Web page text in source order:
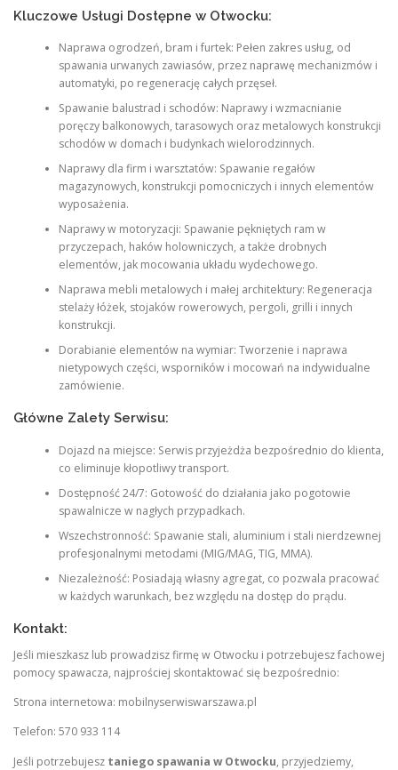
Kluczowe Usługi Dostępne w Otwocku:
Naprawa ogrodzeń, bram i furtek: Pełen zakres usług, od
spawania urwanych zawiasów, przez naprawę mechanizmów i
automatyki, po regenerację całych przęseł.
Spawanie balustrad i schodów: Naprawy i wzmacnianie
poręczy balkonowych, tarasowych oraz metalowych konstrukcji
schodów w domach i budynkach wielorodzinnych.
Naprawy dla firm i warsztatów: Spawanie regałów
magazynowych, konstrukcji pomocniczych i innych elementów
wyposażenia.
Naprawy w motoryzacji: Spawanie pękniętych ram w
przyczepach, haków holowniczych, a także drobnych
elementów, jak mocowania układu wydechowego.
Naprawa mebli metalowych i małej architektury: Regeneracja
stelaży łóżek, stojaków rowerowych, pergoli, grilli i innych
konstrukcji.
Dorabianie elementów na wymiar: Tworzenie i naprawa
nietypowych części, wsporników i mocowań na indywidualne
zamówienie.
Główne Zalety Serwisu:
Dojazd na miejsce: Serwis przyjeżdża bezpośrednio do klienta,
co eliminuje kłopotliwy transport.
Dostępność 24/7: Gotowość do działania jako pogotowie
spawalnicze w nagłych przypadkach.
Wszechstronność: Spawanie stali, aluminium i stali nierdzewnej
profesjonalnymi metodami (MIG/MAG, TIG, MMA).
Niezależność: Posiadają własny agregat, co pozwala pracować
w każdych warunkach, bez względu na dostęp do prądu.
Kontakt:
Jeśli mieszkasz lub prowadzisz firmę w Otwocku i potrzebujesz fachowej
pomocy spawacza, najprościej skontaktować się bezpośrednio:
Strona internetowa: mobilnyserwiswarszawa.pl
Telefon: 570 933 114
Jeśli potrzebujesz taniego spawania w Otwocku, przyjedziemy,